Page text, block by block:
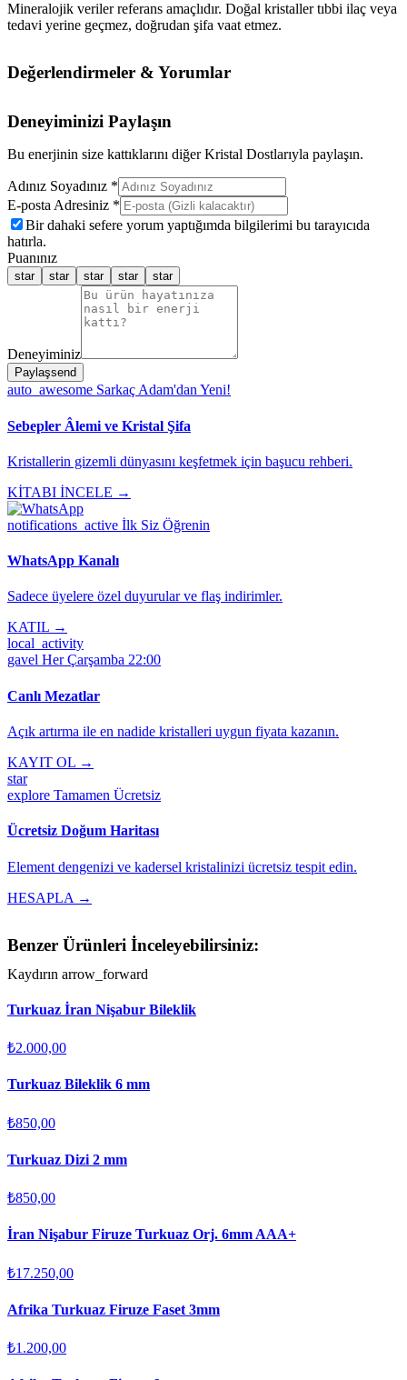
Mineralojik veriler referans amaçlıdır. Doğal kristaller tıbbi ilaç veya
tedavi yerine geçmez, doğrudan şifa vaat etmez.
Değerlendirmeler & Yorumlar
Deneyiminizi Paylaşın
Bu enerjinin size kattıklarını diğer Kristal Dostlarıyla paylaşın.
Adınız Soyadınız *
E-posta Adresiniz *
Bir dahaki sefere yorum yaptığımda bilgilerimi bu tarayıcıda
hatırla.
Puanınız
star star star star star
Deneyiminiz
Paylaşsend
auto_awesome Sarkaç Adam'dan Yeni!
Sebepler Âlemi ve Kristal Şifa
Kristallerin gizemli dünyasını keşfetmek için başucu rehberi.
KİTABI İNCELE →
notifications_active İlk Siz Öğrenin
WhatsApp Kanalı
Sadece üyelere özel duyurular ve flaş indirimler.
KATIL →
local_activity
gavel Her Çarşamba 22:00
Canlı Mezatlar
Açık artırma ile en nadide kristalleri uygun fiyata kazanın.
KAYIT OL →
star
explore Tamamen Ücretsiz
Ücretsiz Doğum Haritası
Element dengenizi ve kadersel kristalinizi ücretsiz tespit edin.
HESAPLA →
Benzer Ürünleri İnceleyebilirsiniz:
Kaydırın arrow_forward
Turkuaz İran Nişabur Bileklik
₺2.000,00
Turkuaz Bileklik 6 mm
₺850,00
Turkuaz Dizi 2 mm
₺850,00
İran Nişabur Firuze Turkuaz Orj. 6mm AAA+
₺17.250,00
Afrika Turkuaz Firuze Faset 3mm
₺1.200,00